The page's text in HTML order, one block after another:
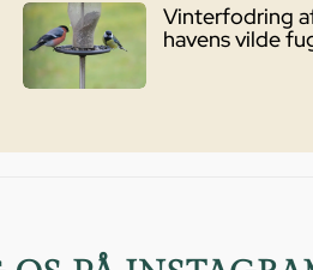
Vinterfodring
havens vilde